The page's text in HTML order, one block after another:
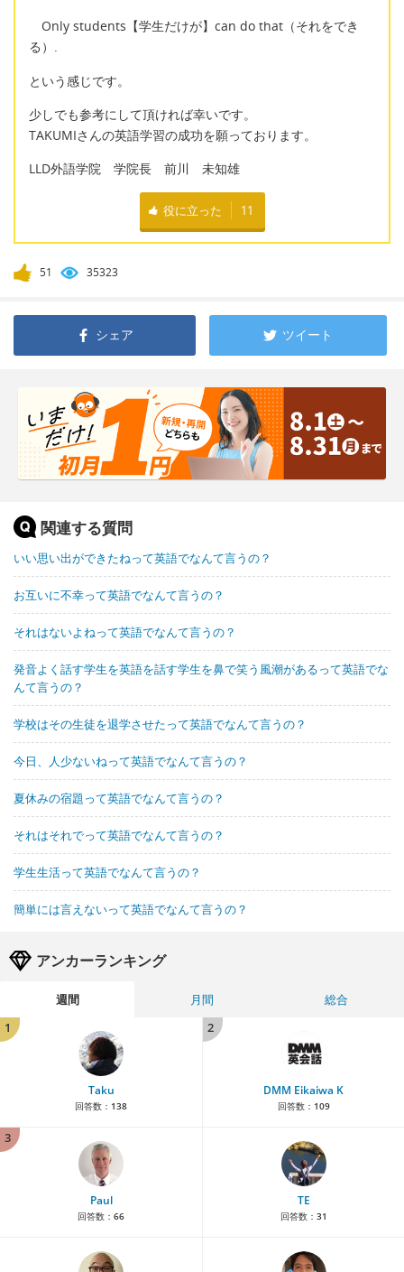
Only students【学生だけが】can do that（それをでき
る）.
という感じです。
少しでも参考にして頂ければ幸いです。
TAKUMIさんの英語学習の成功を願っております。
LLD外語学院 学院長 前川 未知雄
役に立った 11
51 35323
シェア ツイート
関連する質問
いい思い出ができたねって英語でなんて言うの？
お互いに不幸って英語でなんて言うの？
それはないよねって英語でなんて言うの？
発音よく話す学生を英語を話す学生を鼻で笑う風潮があるって英語でな
んて言うの？
学校はその生徒を退学させたって英語でなんて言うの？
今日、人少ないねって英語でなんて言うの？
夏休みの宿題って英語でなんて言うの？
それはそれでって英語でなんて言うの？
学生生活って英語でなんて言うの？
簡単には言えないって英語でなんて言うの？
アンカーランキング
週間 月間
総合
1
Taku
回答数： 138
2
DMM Eikaiwa K
回答数： 109
3
Paul
回答数： 66
TE
回答数： 31